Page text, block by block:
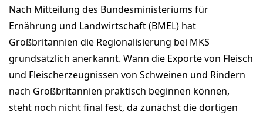
Nach Mitteilung des Bundesministeriums für
Ernährung und Landwirtschaft (BMEL) hat
Großbritannien die Regionalisierung bei MKS
grundsätzlich anerkannt. Wann die Exporte von Fleisch
und Fleischerzeugnissen von Schweinen und Rindern
nach Großbritannien praktisch beginnen können,
steht noch nicht final fest, da zunächst die dortigen